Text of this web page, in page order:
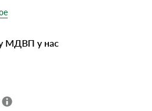
МДВП у нас